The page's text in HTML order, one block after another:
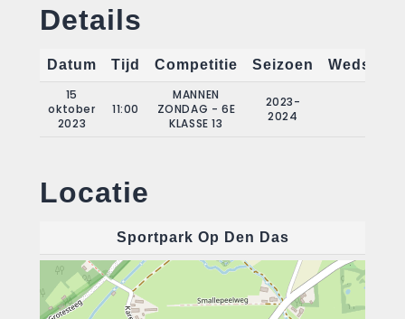
Details
Datum Tijd Competitie Seizoen
15
oktober
2023
11:00
MANNEN
ZONDAG - 6E
KLASSE 13
2023-
2024
Locatie
Sportpark Op Den Das